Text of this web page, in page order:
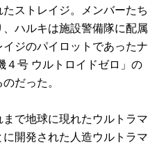
ストレイジ。メンバーたち
ハルキは施設警備隊に配属
ジのパイロットであったナ
４号 ウルトロイドゼロ」の
だった。
で地球に現れたウルトラマ
開発された人造ウルトラマ